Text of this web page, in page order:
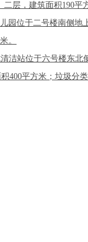
层，建筑面积190
位于二号楼南侧地
。
洁站位于六号楼东
平方米；垃圾分